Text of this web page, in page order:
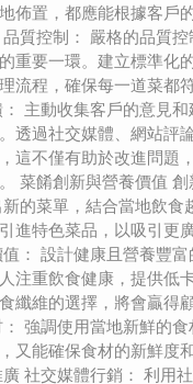
佈置，都應能根據客戶
質控制： 嚴格的品質控
重要一環。建立標準化
流程，確保每一道菜都
主動收集客戶的意見和
透過社交媒體、網站評
這不僅有助於改進問題
菜餚創新與營養價值 創
的菜單，結合當地飲食
進特色菜品，以吸引更
： 設計健康且營養豐富
注重飲食健康，提供低
纖維的選擇，將會贏得
強調使用當地新鮮的
又能確保食材的新鮮度
社交媒體行銷： 利用